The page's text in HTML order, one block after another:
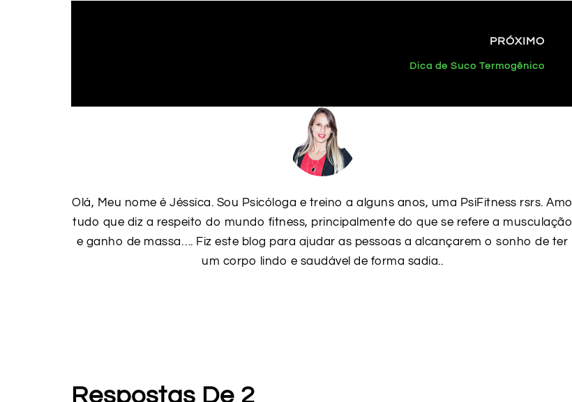
PRÓXIMO
Dica de Suco Termogênico
Olá, Meu nome é Jéssica. Sou Psicóloga e treino a alguns anos, uma PsiFitness rsrs. Amo
tudo que diz a respeito do mundo fitness, principalmente do que se refere a musculação
e ganho de massa…. Fiz este blog para ajudar as pessoas a alcançarem o sonho de ter
um corpo lindo e saudável de forma sadia..
Respostas De 2